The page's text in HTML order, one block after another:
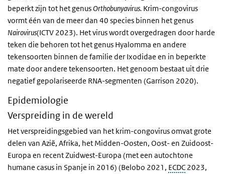
beperkt zijn tot het genus Orthobunyavirus. Krim-congovirus
vormt één van de meer dan 40 species binnen het genus
Nairovirus(ICTV 2023). Het virus wordt overgedragen door harde
teken die behoren tot het genus Hyalomma en andere
tekensoorten binnen de familie der Ixodidae en in beperkte
mate door andere tekensoorten. Het genoom bestaat uit drie
negatief gepolariseerde RNA-segmenten (Garrison 2020).
Epidemiologie
Verspreiding in de wereld
Het verspreidingsgebied van het krim-congovirus omvat grote
delen van Azië, Afrika, het Midden-Oosten, Oost- en Zuidoost-
Europa en recent Zuidwest-Europa (met een autochtone
humane casus in Spanje in 2016) (Belobo 2021, ECDC 2023,